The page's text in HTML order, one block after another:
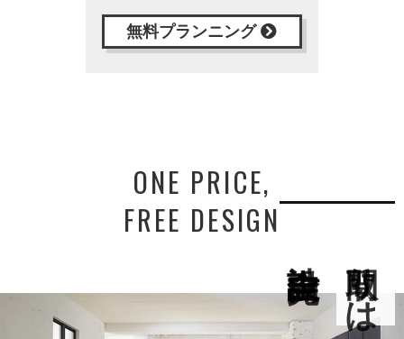
無料プランニング
ONE PRICE,
FREE DESIGN
間取りは